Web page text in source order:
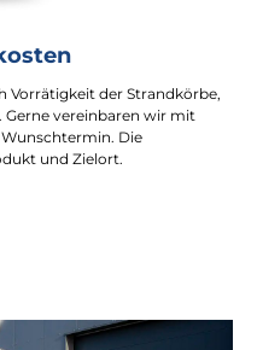
Vorrätigkeit der Strandkörbe,
vereinbaren wir mit
Die
und Zielort.